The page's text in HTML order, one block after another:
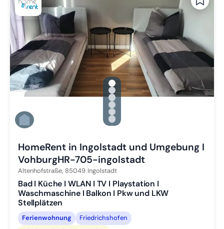
gallery.slide_selector
Zu Slide 1 wechseln
Zu Slide 2 wechseln
Zu Slide 3 wechseln
Zu Slide 4 wechseln
Zu Slide 5 wechseln
Zu Slide 6 wechseln
HomeRent in Ingolstadt und Umgebung I
VohburgHR-705-ingolstadt
Altenhofstraße, 85049 Ingolstadt
Bad I Küche I WLAN I TV I Playstation I
Waschmaschine I Balkon I Pkw und LKW
Stellplätzen
Ferienwohnung
Friedrichshofen